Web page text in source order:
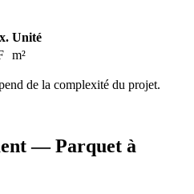
Unité
m²
de la complexité du projet.
— Parquet à